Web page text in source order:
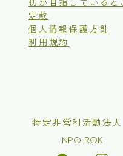
仂が目指していると
定款
個人情報保護方針
利用規約
特定非営利活動法
NPO ROK